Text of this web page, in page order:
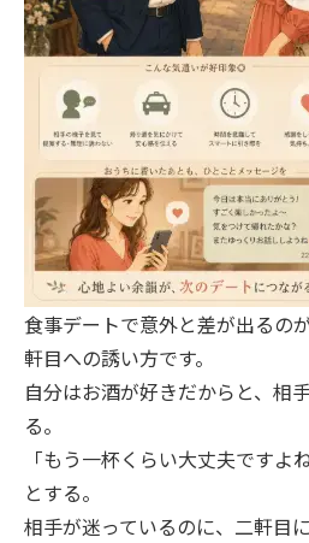
食事デートで意外と差が出るの
軒目への誘い方です。
自分はお酒が好きだからと、相
る。
「もう一杯くらい大丈夫ですよ
とする。
相手が迷っているのに、二軒目